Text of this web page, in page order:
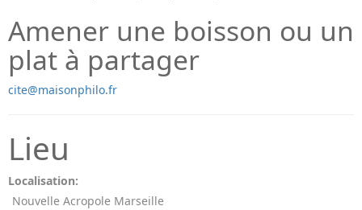
Amener une boisson ou un
plat à partager
cite@maisonphilo.fr
Lieu
Localisation:
Nouvelle Acropole Marseille